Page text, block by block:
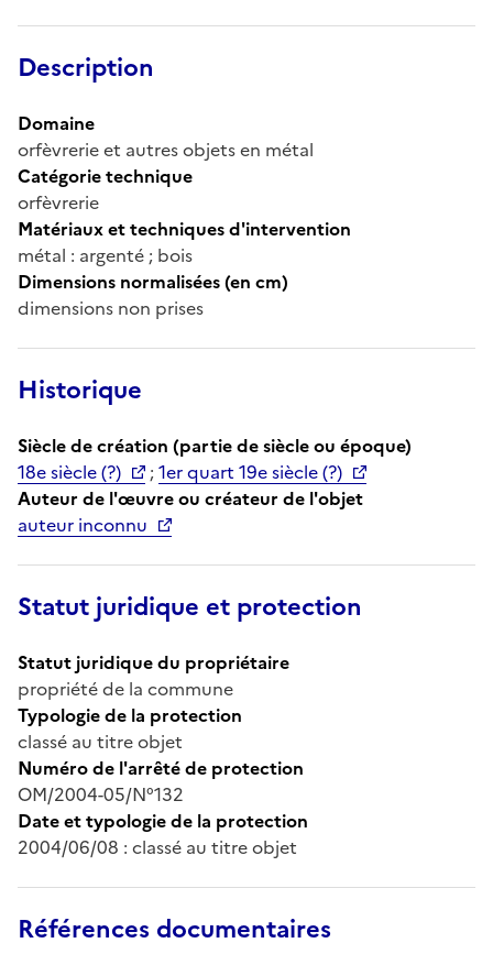
Description
Domaine
orfèvrerie et autres objets en métal
Catégorie technique
orfèvrerie
Matériaux et techniques d'intervention
métal : argenté ; bois
Dimensions normalisées (en cm)
dimensions non prises
Historique
Siècle de création (partie de siècle ou époque)
18e siècle (?)
;1er quart 19e siècle (?)
Auteur de l'œuvre ou créateur de l'objet
auteur inconnu
Statut juridique et protection
Statut juridique du propriétaire
propriété de la commune
Typologie de la protection
classé au titre objet
Numéro de l'arrêté de protection
OM/2004-05/N°132
Date et typologie de la protection
2004/06/08 : classé au titre objet
Références documentaires